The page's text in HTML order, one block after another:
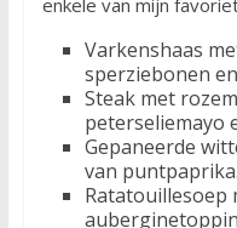
enkele van mijn
Varkenshaas
sperziebonen
Steak met
peterseliemayo
Gepaneerde
van puntpaprika.
Ratatouillesoep